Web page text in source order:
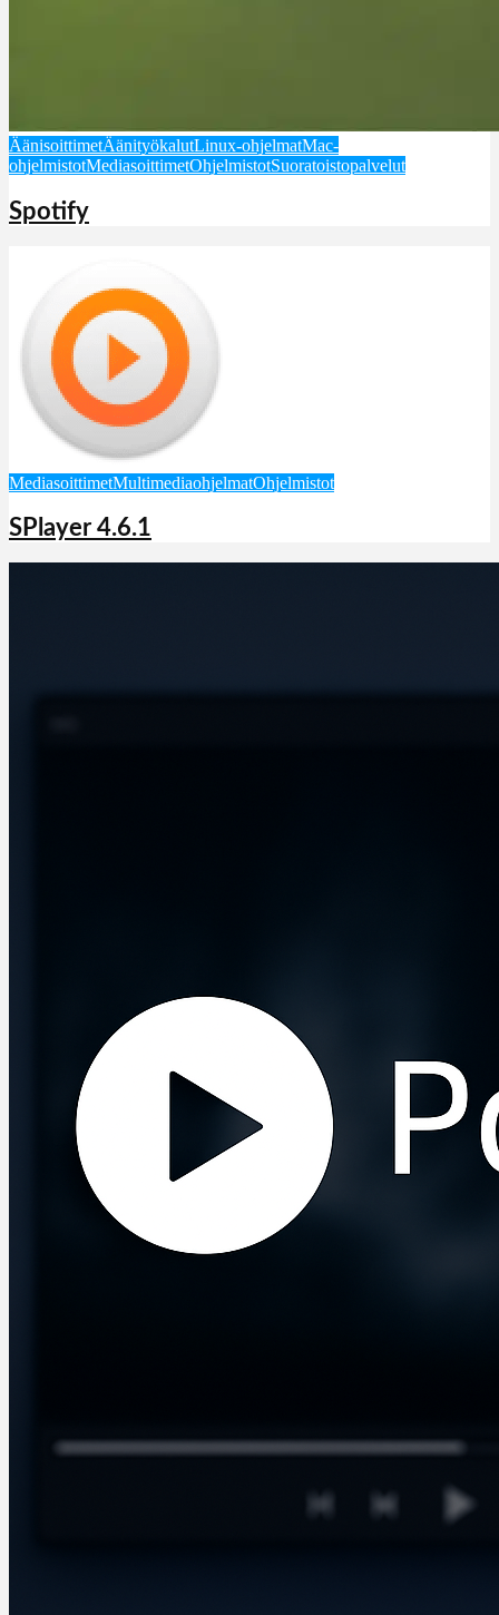
ÄänisoittimetÄänityökalutLinux-ohjelmatMac-
ohjelmistotMediasoittimetOhjelmistotSuoratoistopalvelut
Spotify
MediasoittimetMultimediaohjelmatOhjelmistot
SPlayer 4.6.1